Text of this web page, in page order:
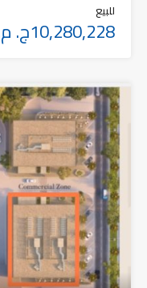
للبيع
10,280,228ج. م.